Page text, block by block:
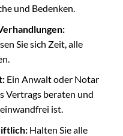
und Bedenken.
Sie sich Zeit, alle
Ein Anwalt oder Notar
Vertrags beraten und
ist.
Halten Sie alle